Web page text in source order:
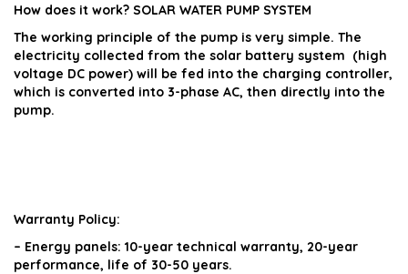
How does it work? SOLAR WATER PUMP SYSTEM
The working principle of the pump is very simple. The
electricity collected from the solar battery system (high
voltage DC power) will be fed into the charging controller,
which is converted into 3-phase AC, then directly into the
pump.
Warranty Policy:
– Energy panels: 10-year technical warranty, 20-year
performance, life of 30-50 years.